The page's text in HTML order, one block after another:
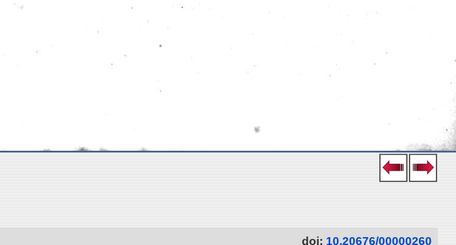
doi: 10.20676/00000260